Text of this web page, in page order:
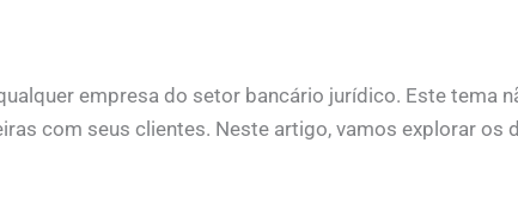
empresa do setor bancário jurídico. Este tema
com seus clientes. Neste artigo, vamos explorar os